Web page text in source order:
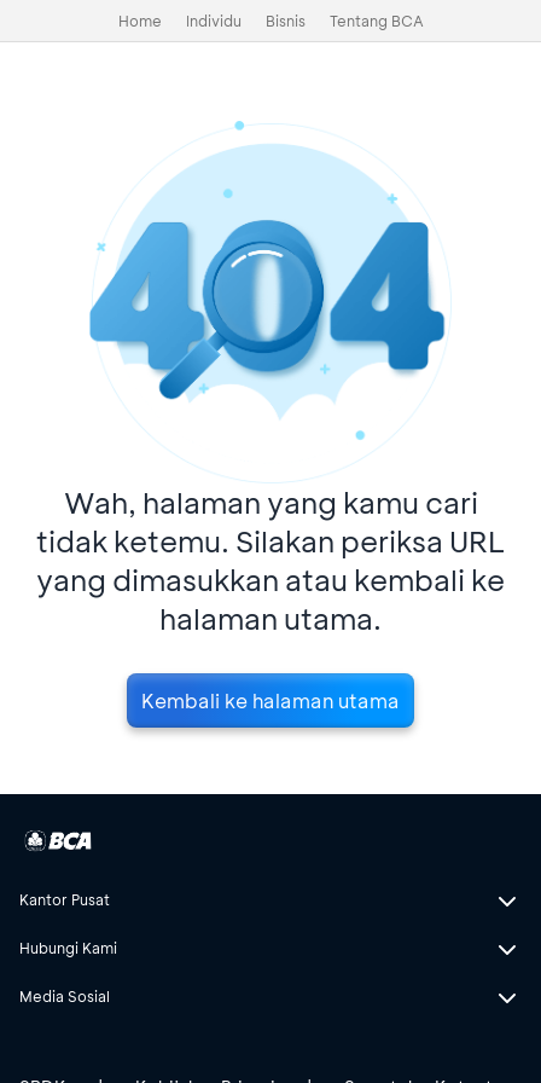
Home Individu Bisnis Tentang BCA
Wah, halaman yang kamu cari
tidak ketemu. Silakan periksa URL
yang dimasukkan atau kembali ke
halaman utama.
Kembali ke halaman utama
Kantor Pusat
Hubungi Kami
Media Sosial